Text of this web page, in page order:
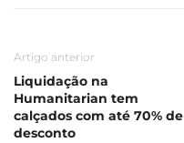
Artigo anterior
Liquidação na
Humanitarian tem
calçados com até 70% de
desconto